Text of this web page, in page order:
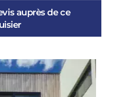
auprès de ce